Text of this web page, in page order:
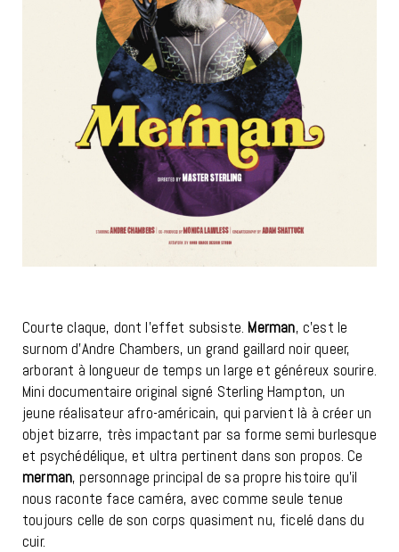
Courte claque, dont l’effet subsiste. Merman, c’est le
surnom d’Andre Chambers, un grand gaillard noir queer,
arborant à longueur de temps un large et généreux sourire.
Mini documentaire original signé Sterling Hampton, un
jeune réalisateur afro-américain, qui parvient là à créer un
objet bizarre, très impactant par sa forme semi burlesque
et psychédélique, et ultra pertinent dans son propos. Ce
merman, personnage principal de sa propre histoire qu’il
nous raconte face caméra, avec comme seule tenue
toujours celle de son corps quasiment nu, ficelé dans du
cuir.